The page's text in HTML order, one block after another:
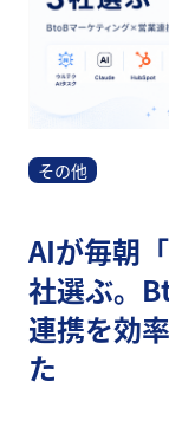
その他
AIが毎朝
社選ぶ。
連携を効
た